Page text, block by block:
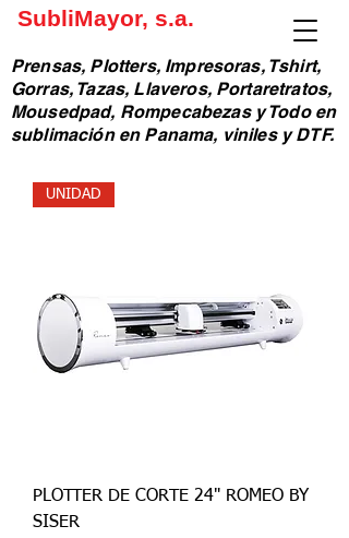
SubliMayor, s.a.
Prensas, Plotters, Impresoras, Tshirt,
Gorras, Tazas, Llaveros, Portaretratos,
Mousedpad, Rompecabezas y Todo en
sublimación en Panama, viniles y DTF.
UNIDAD
PLOTTER DE CORTE 24" ROMEO BY
SISER